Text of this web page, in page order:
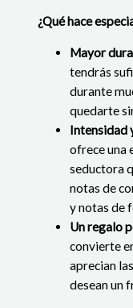
¿Qué hace
Mayor
tendrás
durante
quedarte
Intensidad
ofrece una
seductora
notas de
y notas de
Un regalo
convierte
aprecian
desean un